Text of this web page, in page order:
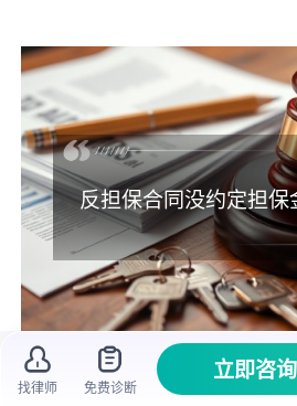
反担保合同没约定担
在商业交易和借贷活动
找律师 免费诊断
立即咨询